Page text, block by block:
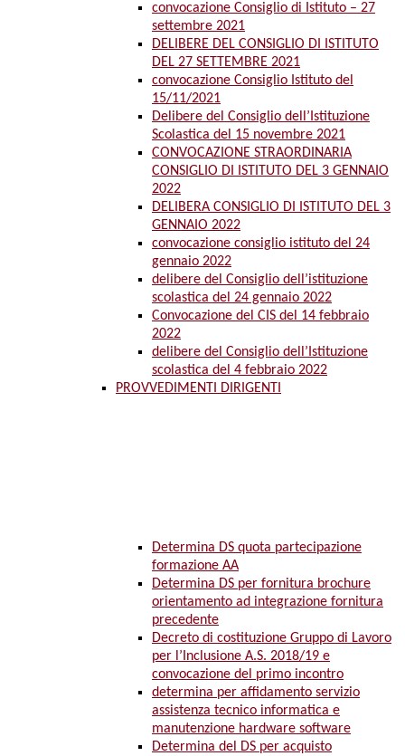
convocazione Consiglio di Istituto – 27
settembre 2021
DELIBERE DEL CONSIGLIO DI ISTITUTO
DEL 27 SETTEMBRE 2021
convocazione Consiglio Istituto del
15/11/2021
Delibere del Consiglio dell’Istituzione
Scolastica del 15 novembre 2021
CONVOCAZIONE STRAORDINARIA
CONSIGLIO DI ISTITUTO DEL 3 GENNAIO
2022
DELIBERA CONSIGLIO DI ISTITUTO DEL 3
GENNAIO 2022
convocazione consiglio istituto del 24
gennaio 2022
delibere del Consiglio dell’istituzione
scolastica del 24 gennaio 2022
Convocazione del CIS del 14 febbraio
2022
delibere del Consiglio dell’Istituzione
scolastica del 4 febbraio 2022
PROVVEDIMENTI DIRIGENTI
Determina DS quota partecipazione
formazione AA
Determina DS per fornitura brochure
orientamento ad integrazione fornitura
precedente
Decreto di costituzione Gruppo di Lavoro
per l’Inclusione A.S. 2018/19 e
convocazione del primo incontro
determina per affidamento servizio
assistenza tecnico informatica e
manutenzione hardware software
Determina del DS per acquisto